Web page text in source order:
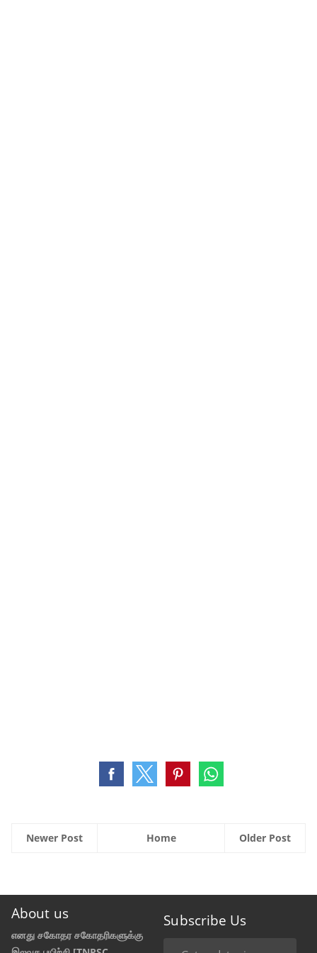
Newer Post Older Post
Home
About us
எனது சகோதர சகோதரிகளுக்கு
Subscribe Us